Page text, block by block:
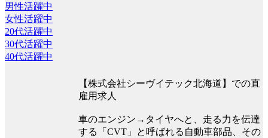
男性活躍中
女性活躍中
20代活躍中
30代活躍中
40代活躍中
【株式会社シーヴイテック北海道】での直
雇用求人
車のエンジン→タイヤへと、走る力を伝達
する「CVT」と呼ばれる自動車部品、その